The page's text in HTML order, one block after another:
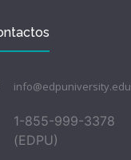
info@edpuniversity.edu
1-855-999-3378
(EDPU)